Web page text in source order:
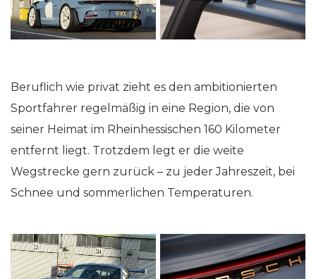
Beruflich wie privat zieht es den ambitionierten
Sportfahrer regelmäßig in eine Region, die von
seiner Heimat im Rheinhessischen 160 Kilometer
entfernt liegt. Trotzdem legt er die weite
Wegstrecke gern zurück – zu jeder Jahreszeit, bei
Schnee und sommerlichen Temperaturen.